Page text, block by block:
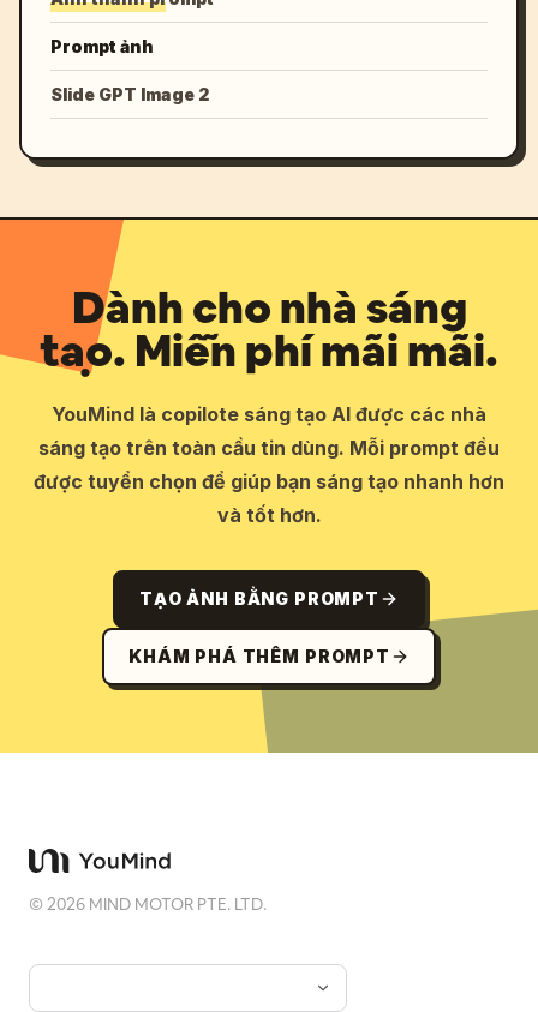
Prompt ảnh
Slide GPT Image 2
Dành cho nhà sáng
tạo. Miễn phí mãi mãi.
YouMind là copilote sáng tạo AI được các nhà
sáng tạo trên toàn cầu tin dùng. Mỗi prompt đều
được tuyển chọn để giúp bạn sáng tạo nhanh hơn
và tốt hơn.
TẠO ẢNH BẰNG PROMPT
KHÁM PHÁ THÊM PROMPT
©2026 MIND MOTOR PTE. LTD.